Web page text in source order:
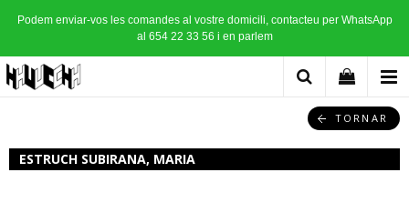
Podem enviar-vos les comandes al vostre domicili, contacteu per WhatsApp
al 654 22 33 56 i en parlem
TORNAR
ESTRUCH SUBIRANA, MARIA